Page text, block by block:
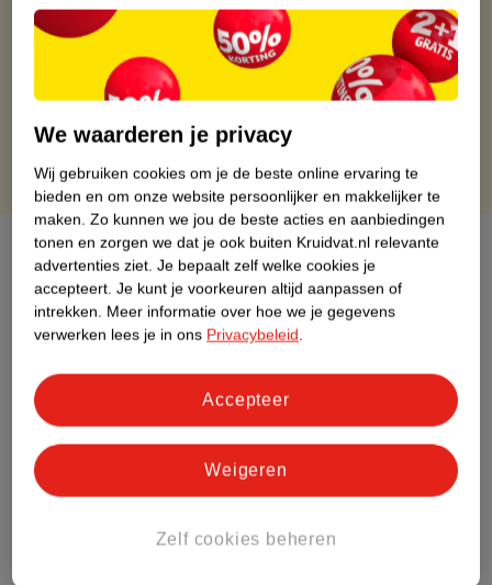
Op werkdagen voor 22:00 uur besteld, volgende dag in huis
Gratis thuisbezorgd vanaf 50.00
Gratis retourneren binnen 30 dagen
Gratis punten met je Kruidvat kaart
Over dit product
Productinformatie
Nature Impact Score
Dit product heeft (nog) geen Nature
Impact Score.
We waarderen je privacy
Wij gebruiken cookies om je de beste online ervaring te
bieden en om onze website persoonlijker en makkelijker te
maken. Zo kunnen we jou de beste acties en aanbiedingen
tonen en zorgen we dat je ook buiten Kruidvat.nl relevante
advertenties ziet. Je bepaalt zelf welke cookies je
accepteert. Je kunt je voorkeuren altijd aanpassen of
intrekken. Meer informatie over hoe we je gegevens
verwerken lees je in ons Privacybeleid.
Zelf cookies beheren
Weigeren
Accepteer